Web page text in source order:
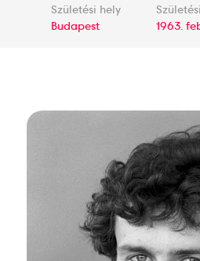
Születési hely
Budapest
1963.